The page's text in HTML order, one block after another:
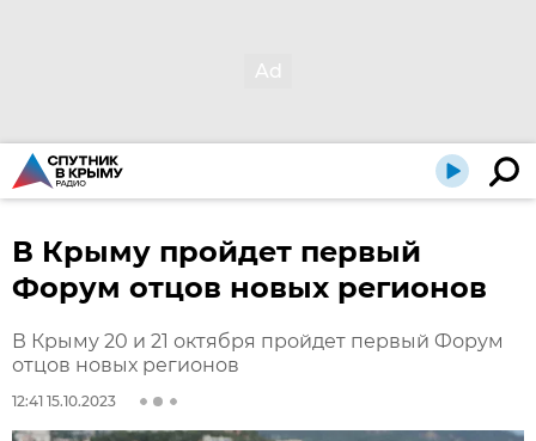
В Крыму пройдет первый
Форум отцов новых регионов
В Крыму 20 и 21 октября пройдет первый Форум
отцов новых регионов
12:41 15.10.2023